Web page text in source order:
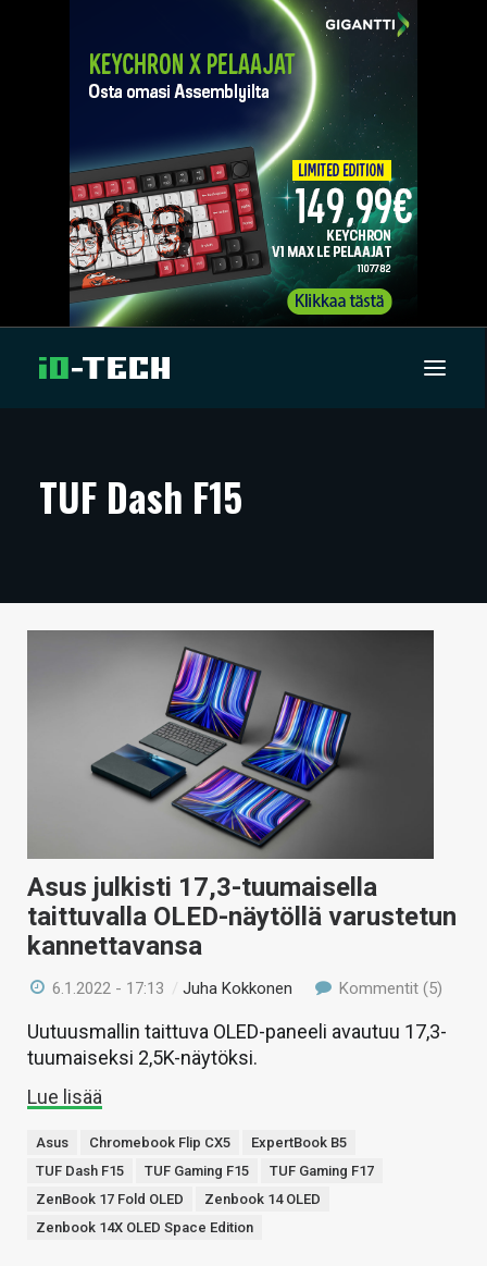
ARTIKKELIT
TECHBBS
VAIHDA TEEMA
HAKU
TUF Dash F15
Asus julkisti 17,3-tuumaisella
taittuvalla OLED-näytöllä varustetun
kannettavansa
6.1.2022 - 17:13 /Juha Kokkonen Kommentit (5)
Uutuusmallin taittuva OLED-paneeli avautuu 17,3-
tuumaiseksi 2,5K-näytöksi.
Lue lisää
Asus Chromebook Flip CX5
ExpertBook B5
TUF Dash F15
TUF Gaming F15
TUF Gaming F17
ZenBook 17 Fold OLED
Zenbook 14 OLED
Zenbook 14X OLED Space Edition